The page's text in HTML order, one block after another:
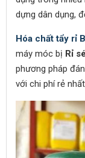
dựng dân dụng,
Hóa chất tẩy rỉ
máy móc bị Rỉ
phương pháp
với chi phí rẻ